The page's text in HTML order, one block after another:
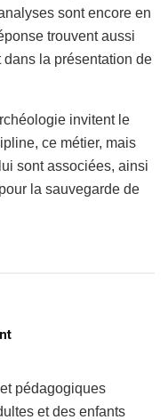
sont encore en
trouvent aussi
dans la présentation de
invitent le
ce métier, mais
sont associées, ainsi
la sauvegarde de
pédagogiques
et des enfants